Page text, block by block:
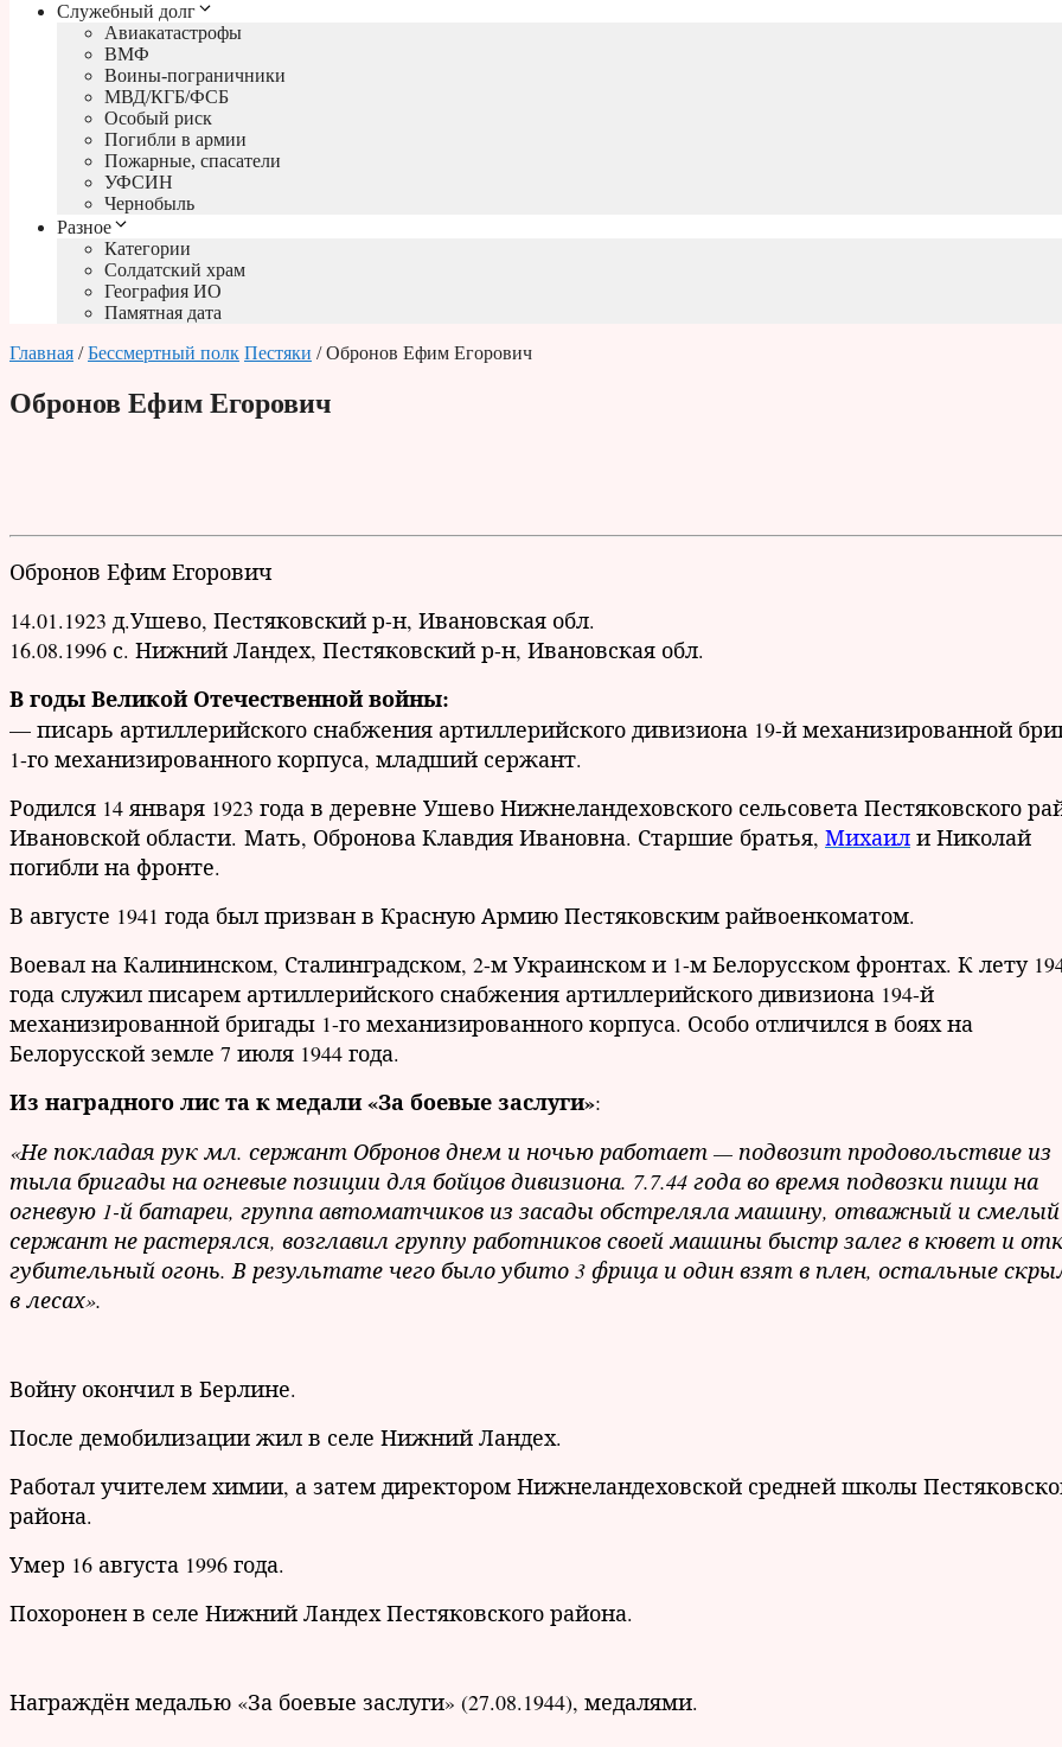
Служебный долг
Авиакатастрофы
ВМФ
Воины-пограничники
МВД/КГБ/ФСБ
Особый риск
Погибли в армии
Пожарные, спасатели
УФСИН
Чернобыль
Разное
Категории
Солдатский храм
География ИО
Памятная дата
Главная /Бессмертный полк Пестяки / Обронов Ефим Егорович
Обронов Ефим Егорович
Обронов Ефим Егорович
14.01.1923 д.Ушево, Пестяковский р-н, Ивановская обл.
16.08.1996 с. Нижний Ландех, Пестяковский р-н, Ивановская обл.
В годы Великой Отечественной войны:
— писарь артиллерийского снабжения артиллерийского дивизиона 19-й механизированной
1-го механизированного корпуса, младший сержант.
Родился 14 января 1923 года в деревне Ушево Нижнеландеховского сельсовета Пестяковского
Ивановской области. Мать, Обронова Клавдия Ивановна. Старшие братья, Михаил и Николай
погибли на фронте.
В августе 1941 года был призван в Красную Армию Пестяковским райвоенкоматом.
Воевал на Калининском, Сталинградском, 2-м Украинском и 1-м Белорусском фронтах. К лету
года служил писарем артиллерийского снабжения артиллерийского дивизиона 194-й
механизированной бригады 1-го механизированного корпуса. Особо отличился в боях на
Белорусской земле 7 июля 1944 года.
Из наградного лис та к медали «За боевые заслуги»:
«Не покладая рук мл. сержант Обронов днем и ночью работает — подвозит продовольствие из
тыла бригады на огневые позиции для бойцов дивизиона. 7.7.44 года во время подвозки пищи на
огневую 1-й батареи, группа автоматчиков из засады обстреляла машину, отважный и
сержант не растерялся, возглавил группу работников своей машины быстр залег в кювет и
губительный огонь. В результате чего было убито 3 фрица и один взят в плен, остальные
в лесах».
Войну окончил в Берлине.
После демобилизации жил в селе Нижний Ландех.
Работал учителем химии, а затем директором Нижнеландеховской средней школы
района.
Умер 16 августа 1996 года.
Похоронен в селе Нижний Ландех Пестяковского района.
Награждён медалью «За боевые заслуги» (27.08.1944), медалями.